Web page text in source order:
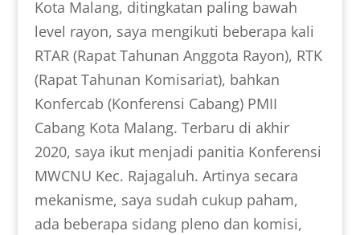
Kota Malang, ditingkatan paling bawah
level rayon, saya mengikuti beberapa kali
RTAR (Rapat Tahunan Anggota Rayon), RTK
(Rapat Tahunan Komisariat), bahkan
Konfercab (Konferensi Cabang) PMII
Cabang Kota Malang. Terbaru di akhir
2020, saya ikut menjadi panitia Konferensi
MWCNU Kec. Rajagaluh. Artinya secara
mekanisme, saya sudah cukup paham,
ada beberapa sidang pleno dan komisi,